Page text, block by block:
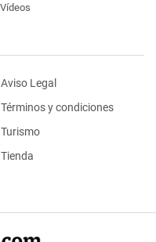
Vídeos
Aviso Legal
Términos y condiciones
Turismo
Tienda